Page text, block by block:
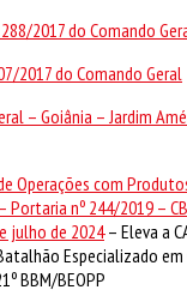
2017 do Comando
2017 do Comando Geral
– Goiânia – Jardim
Operações com
Portaria nº 244/2019 –
julho de 2024– Eleva a
Especializado em
BBM/BEOPP